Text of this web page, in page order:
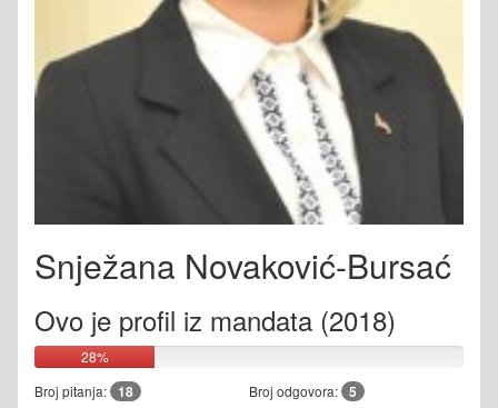
Snježana Novaković-Bursać
Ovo je profil iz mandata (2018)
28%
Broj pitanja: 18 Broj odgovora: 5